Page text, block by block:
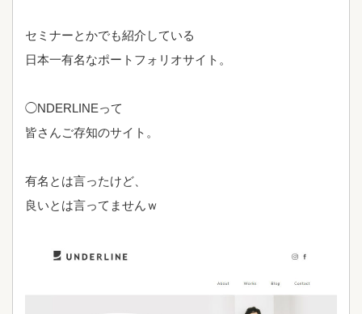
セミナーとかでも紹介している
日本一有名なポートフォリオサイト。
◯NDERLINEって
皆さんご存知のサイト。
有名とは言ったけど、
良いとは言ってませんｗ